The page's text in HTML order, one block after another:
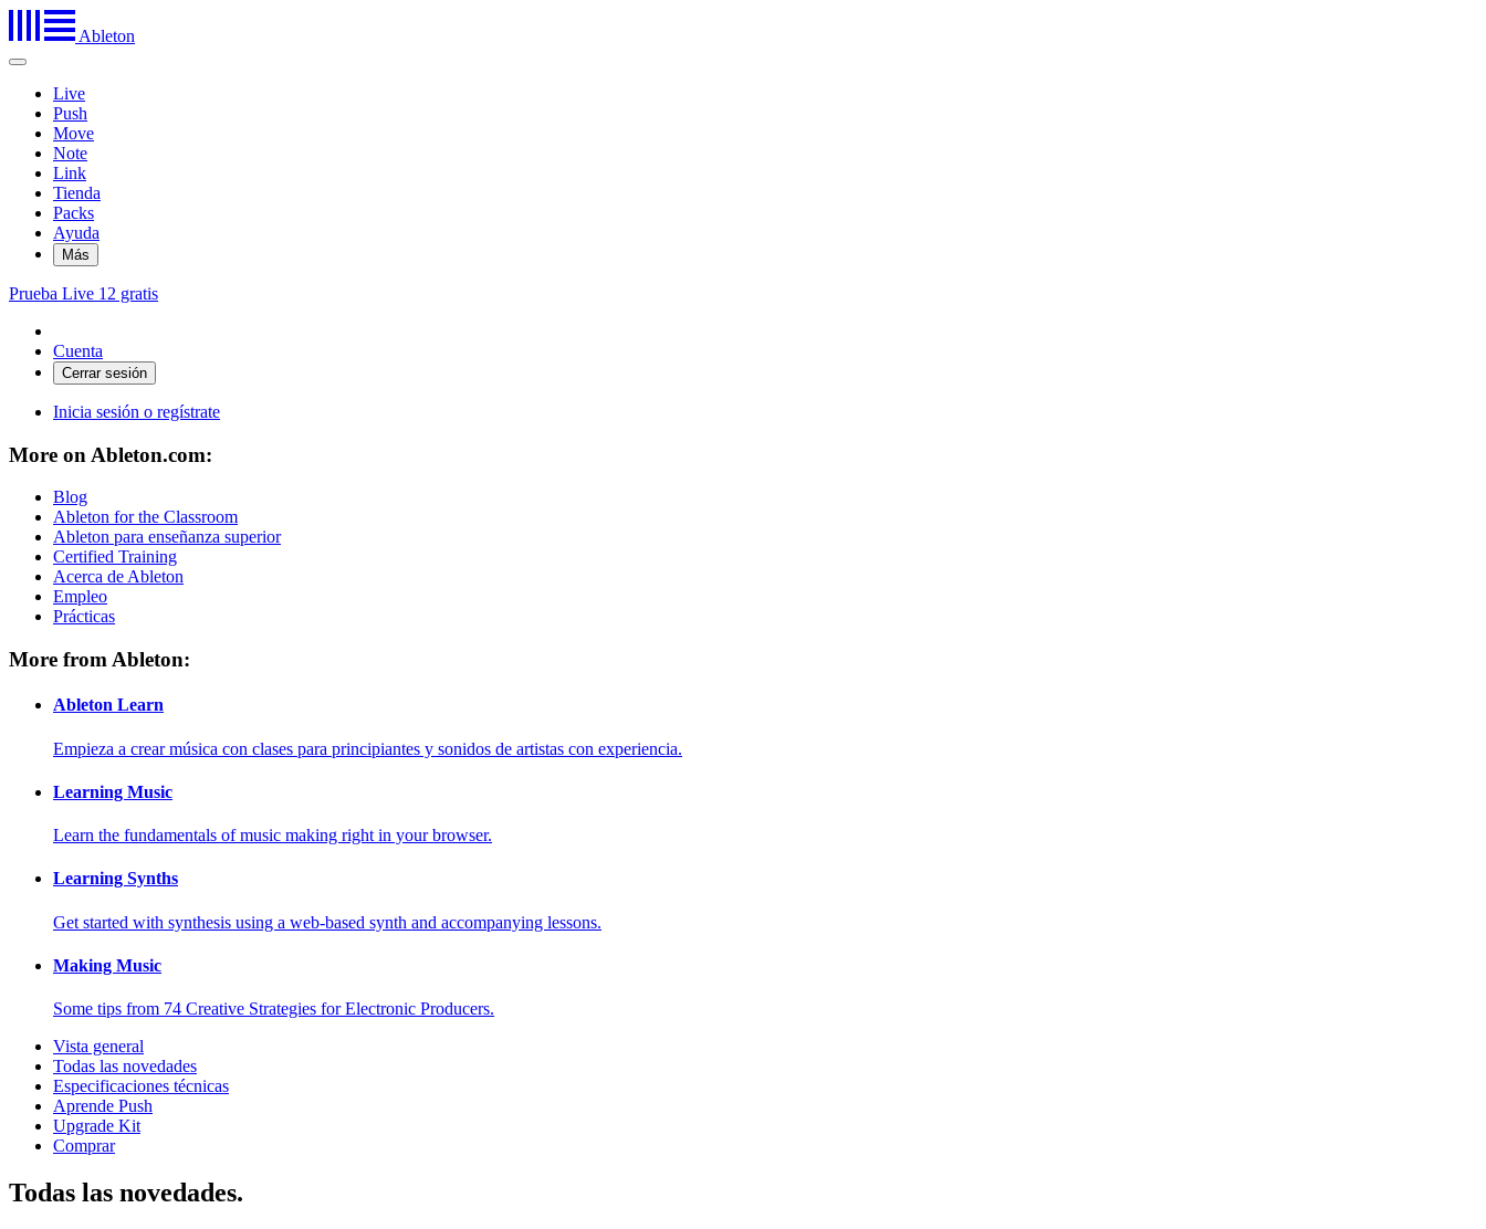
Ableton
Live
Push
Move
Note
Link
Tienda
Packs
Ayuda
Más
Prueba Live 12 gratis
Cuenta
Inicia sesión o regístrate
More on Ableton.com:
Blog
Ableton for the Classroom
Ableton para enseñanza superior
Certified Training
Acerca de Ableton
Empleo
Prácticas
More from Ableton:
Ableton Learn
Empieza a crear música con clases para principiantes y sonidos de artistas con experiencia.
Learning Music
Learn the fundamentals of music making right in your browser.
Learning Synths
Get started with synthesis using a web-based synth and accompanying lessons.
Making Music
Some tips from 74 Creative Strategies for Electronic Producers.
Vista general
Todas las novedades
Especificaciones técnicas
Aprende Push
Upgrade Kit
Comprar
Todas las novedades.